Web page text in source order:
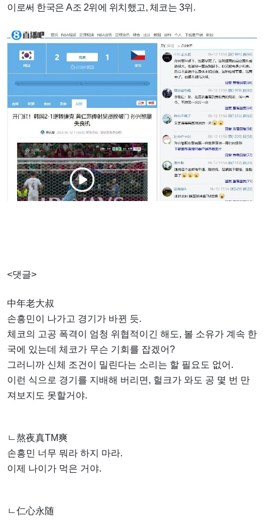
이로써 한국은 A조 2위에 위치했고, 체코는 3위.
<댓글>
中年老大叔
손흥민이 나가고 경기가 바뀐 듯.
체코의 고공 폭격이 엄청 위협적이긴 해도, 볼 소유가 계속 한
국에 있는데 체코가 무슨 기회를 잡겠어?
그러니까 신체 조건이 밀린다는 소리는 할 필요도 없어.
이런 식으로 경기를 지배해 버리면, 헐크가 와도 공 몇 번 만
져보지도 못할거야.
ㄴ熬夜真TM爽
손흥민 너무 뭐라 하지 마라.
이제 나이가 먹은 거야.
ㄴ仁心永随